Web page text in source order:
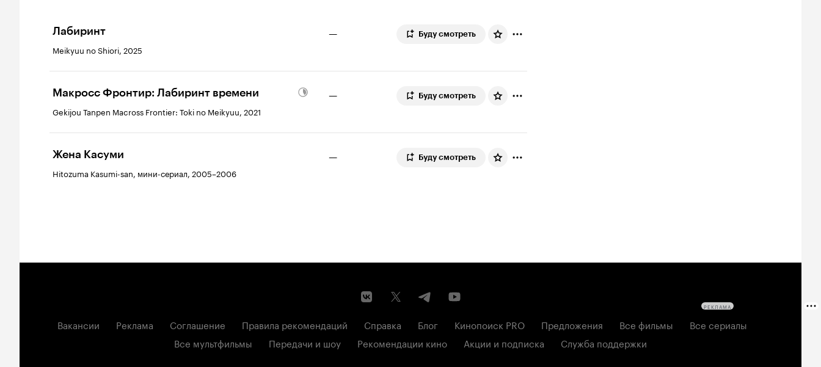
Лабиринт
Meikyuu no Shiori, 2025
— Буду смотреть
Макросс Фронтир: Лабиринт времени
Gekijou Tanpen Macross Frontier: Toki no Meikyuu, 2021
— Буду смотреть
Жена Касуми
Hitozuma Kasumi-san, мини-сериал, 2005–2006
— Буду смотреть
Вакансии Реклама Соглашение Правила рекомендаций Справка Блог Кинопоиск PRO Предложения Все фильмы
Все сериалы
Все мультфильмы
Передачи и шоу Рекомендации кино Акции и подписка Служба поддержки
РЕКЛАМА